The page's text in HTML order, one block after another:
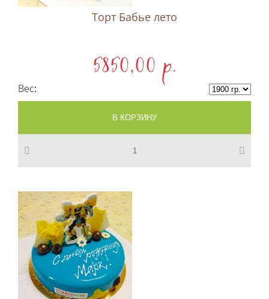
Торт Бабье лето
5850,00 p.
Вес